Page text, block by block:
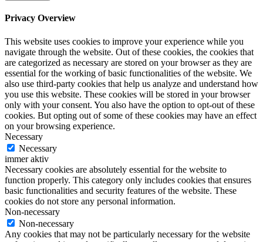
Privacy Overview
This website uses cookies to improve your experience while you
navigate through the website. Out of these cookies, the cookies that
are categorized as necessary are stored on your browser as they are
essential for the working of basic functionalities of the website. We
also use third-party cookies that help us analyze and understand how
you use this website. These cookies will be stored in your browser
only with your consent. You also have the option to opt-out of these
cookies. But opting out of some of these cookies may have an effect
on your browsing experience.
Necessary
Necessary
immer aktiv
Necessary cookies are absolutely essential for the website to
function properly. This category only includes cookies that ensures
basic functionalities and security features of the website. These
cookies do not store any personal information.
Non-necessary
Non-necessary
Any cookies that may not be particularly necessary for the website